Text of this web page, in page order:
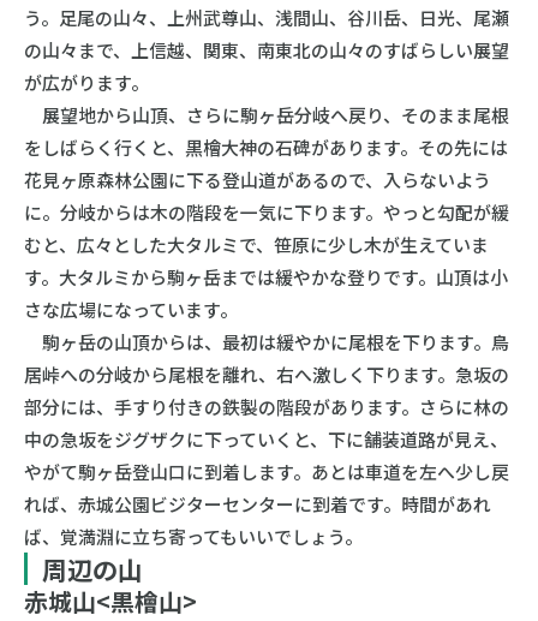
う。足尾の山々、上州武尊山、浅間山、谷川岳、日光、尾瀬
の山々まで、上信越、関東、南東北の山々のすばらしい展望
が広がります。
展望地から山頂、さらに駒ヶ岳分岐へ戻り、そのまま尾根
をしばらく行くと、黒檜大神の石碑があります。その先には
花見ヶ原森林公園に下る登山道があるので、入らないよう
に。分岐からは木の階段を一気に下ります。やっと勾配が緩
むと、広々とした大タルミで、笹原に少し木が生えていま
す。大タルミから駒ヶ岳までは緩やかな登りです。山頂は小
さな広場になっています。
駒ヶ岳の山頂からは、最初は緩やかに尾根を下ります。鳥
居峠への分岐から尾根を離れ、右へ激しく下ります。急坂の
部分には、手すり付きの鉄製の階段があります。さらに林の
中の急坂をジグザクに下っていくと、下に舗装道路が見え、
やがて駒ヶ岳登山口に到着します。あとは車道を左へ少し戻
れば、赤城公園ビジターセンターに到着です。時間があれ
ば、覚満淵に立ち寄ってもいいでしょう。
周辺の山
赤城山<黒檜山>